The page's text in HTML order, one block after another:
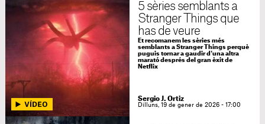
5 sèries semblants a
Stranger Things que
has de veure
Et recomanem les sèries més
semblants a Stranger Things perquè
puguis tornar a gaudir d'una altra
marató després del gran èxit de
Netflix
Sergio J. Ortiz
Dilluns, 19 de gener de 2026 - 17:00